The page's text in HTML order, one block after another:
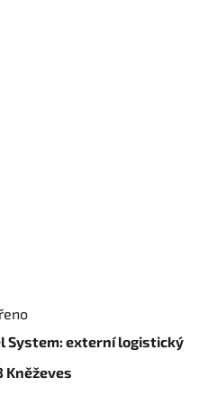
System: externí logistický
Kněževes